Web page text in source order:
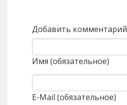
Добавить комментарий
Имя (обязательное)
E-Mail (обязательное)